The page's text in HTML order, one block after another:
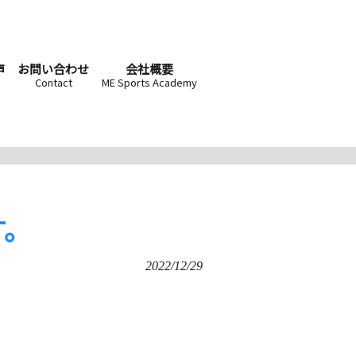
お問い合わせ
Contact
会社概要
ME Sports Academy
2022/12/29